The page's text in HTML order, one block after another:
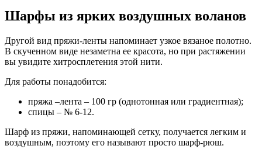
Шарфы из ярких воздушных воланов
Другой вид пряжи-ленты напоминает узкое вязаное полотно.
В скученном виде незаметна ее красота, но при растяжении
вы увидите хитросплетения этой нити.
Для работы понадобится:
пряжа –лента – 100 гр (однотонная или градиентная);
спицы – № 6-12.
Шарф из пряжи, напоминающей сетку, получается легким и
воздушным, поэтому его называют просто шарф-рюш.